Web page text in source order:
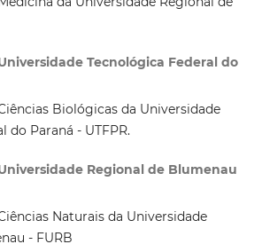
Tecnológica Federal do
Biológicas da Universidade
do Paraná - UTFPR.
Regional de Blumenau
Naturais da Universidade
- FURB